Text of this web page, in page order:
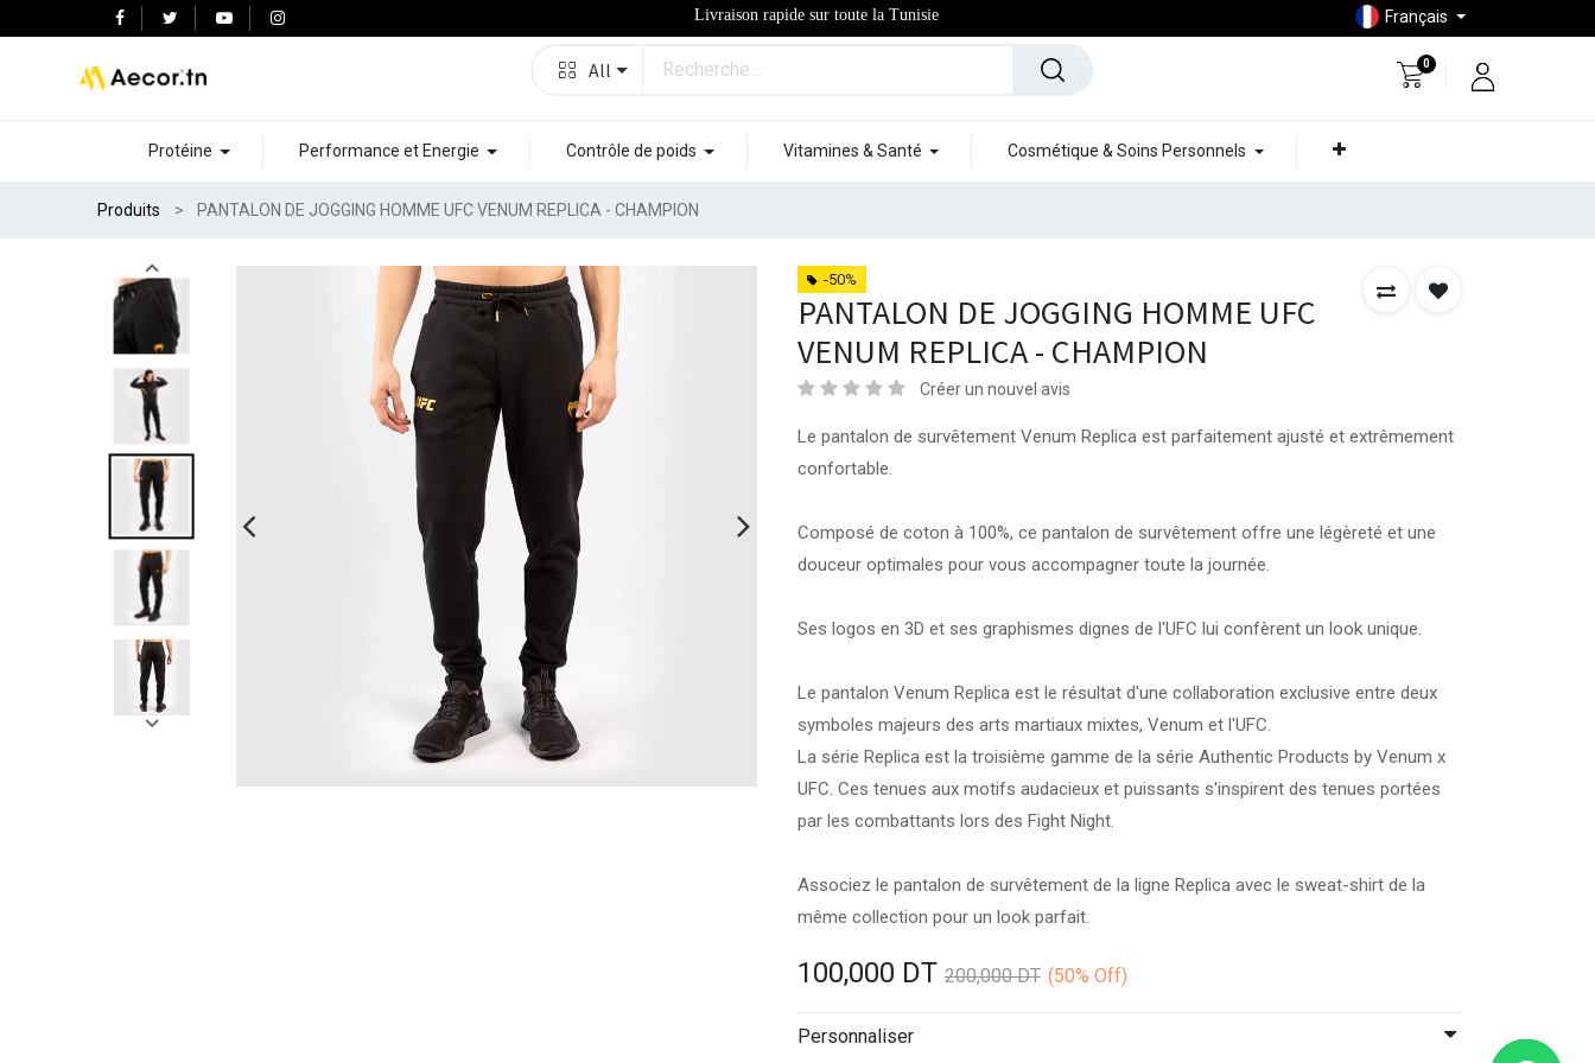
Livraison rapide sur toute la Tunisie Français
All 0
Protéine Performance et Energie Contrôle de poids Vitamines & Santé Cosmétique & Soins Personnels
Produits PANTALON DE JOGGING HOMME UFC VENUM REPLICA - CHAMPION
-50%
PANTALON DE JOGGING HOMME UFC
VENUM REPLICA - CHAMPION
Créer un nouvel avis
Le pantalon de survêtement Venum Replica est parfaitement ajusté et extrêmement
confortable.
Composé de coton à 100%, ce pantalon de survêtement offre une légèreté et une
douceur optimales pour vous accompagner toute la journée.
Ses logos en 3D et ses graphismes dignes de l'UFC lui confèrent un look unique.
Le pantalon Venum Replica est le résultat d'une collaboration exclusive entre deux
symboles majeurs des arts martiaux mixtes, Venum et l'UFC.
La série Replica est la troisième gamme de la série Authentic Products by Venum x
UFC. Ces tenues aux motifs audacieux et puissants s'inspirent des tenues portées
par les combattants lors des Fight Night.
Associez le pantalon de survêtement de la ligne Replica avec le sweat-shirt de la
même collection pour un look parfait.
100,000 DT 200,000DT (50% Off)
Personnaliser